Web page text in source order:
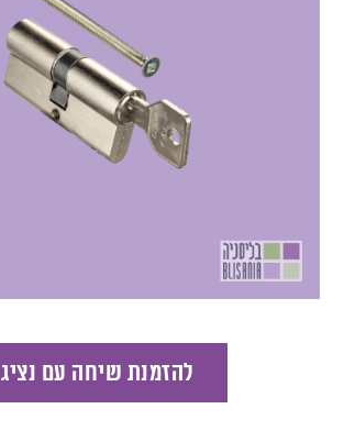
להזמנת שיחה עם נציג